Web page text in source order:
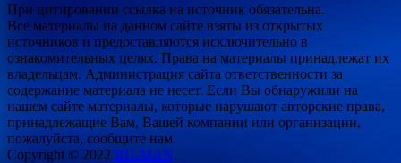
При цитировании ссылка на источник обязательна.
Все материалы на данном сайте взяты из открытых
источников и предоставляются исключительно в
ознакомительных целях. Права на материалы принадлежат их
владельцам. Администрация сайта ответственности за
содержание материала не несет. Если Вы обнаружили на
нашем сайте материалы, которые нарушают авторские права,
принадлежащие Вам, Вашей компании или организации,
пожалуйста, сообщите нам.
Copyright © 2022 RU-MAN.